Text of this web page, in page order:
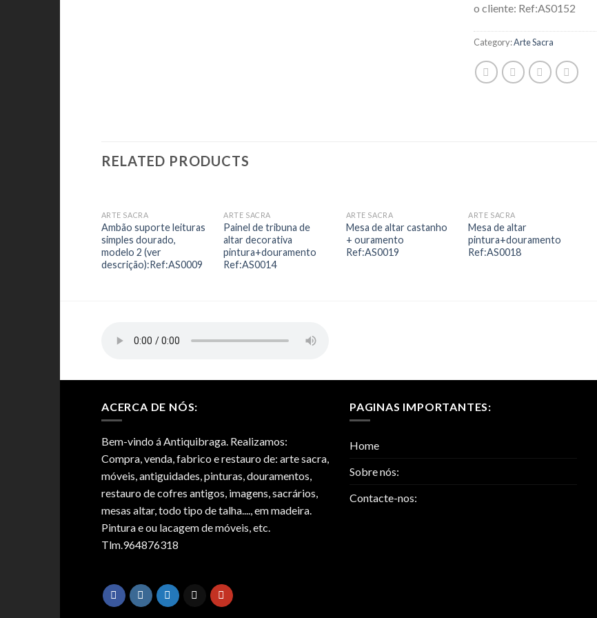
o cliente: Ref:AS0152
Category:Arte Sacra
RELATED PRODUCTS
Add to
Wishlist
ARTE SACRA
Ambão suporte leituras
simples dourado,
modelo 2 (ver
descrição):Ref:AS0009
Add to
Wishlist
ARTE SACRA
Painel de tribuna de
altar decorativa
pintura+douramento
Ref:AS0014
Add to
Wishlist
ARTE SACRA
Mesa de altar castanho
+ ouramento
Ref:AS0019
ARTE SACRA
Mesa de altar
pintura+douramento
Ref:AS0018
ACERCA DE NÓS:
Bem-vindo á Antiquibraga. Realizamos:
Compra, venda, fabrico e restauro de: arte sacra,
móveis, antiguidades, pinturas, douramentos,
restauro de cofres antigos, imagens, sacrários,
mesas altar, todo tipo de talha...., em madeira.
Pintura e ou lacagem de móveis, etc.
Tlm.964876318
PAGINAS IMPORTANTES:
Home
Sobre nós:
Contacte-nos: